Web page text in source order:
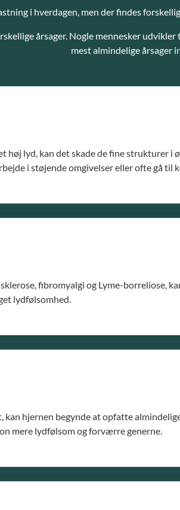
i hverdagen, men der findes
årsager. Nogle mennesker
mest almindelige årsager
høj lyd, kan det skade de fine strukturer i
i støjende omgivelser eller ofte gå til
fibromyalgi og Lyme-borreliose,
lydfølsomhed.
kan hjernen begynde at opfatte
mere lydfølsom og forværre generne.